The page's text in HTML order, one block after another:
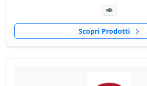
Scopri Prodotti